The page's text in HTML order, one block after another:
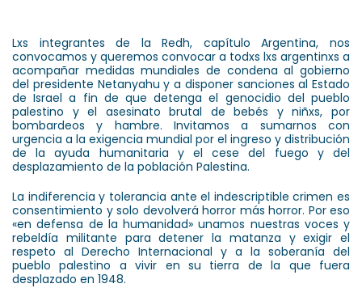
Lxs integrantes de la Redh, capítulo Argentina, nos
convocamos y queremos convocar a todxs lxs argentinxs a
acompañar medidas mundiales de condena al gobierno
del presidente Netanyahu y a disponer sanciones al Estado
de Israel a fin de que detenga el genocidio del pueblo
palestino y el asesinato brutal de bebés y niñxs, por
bombardeos y hambre. Invitamos a sumarnos con
urgencia a la exigencia mundial por el ingreso y distribución
de la ayuda humanitaria y el cese del fuego y del
desplazamiento de la población Palestina.
La indiferencia y tolerancia ante el indescriptible crimen es
consentimiento y solo devolverá horror más horror. Por eso
«en defensa de la humanidad» unamos nuestras voces y
rebeldía militante para detener la matanza y exigir el
respeto al Derecho Internacional y a la soberanía del
pueblo palestino a vivir en su tierra de la que fuera
desplazado en 1948.